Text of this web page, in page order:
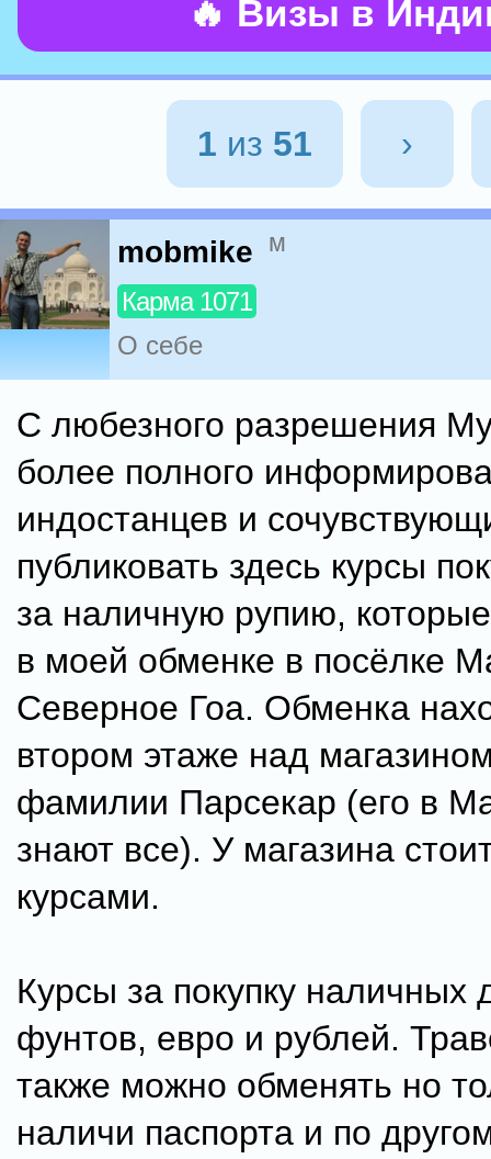
🔥 Визы в
1 из 51 ›
mobmike м
Карма 1071
О себе
С любезного разрешения
более полного
индостанцев и
публиковать здесь курсы
за наличную рупию,
в моей обменке в посёлке
Северное Гоа. Обменка
втором этаже над
фамилии Парсекар (его в
знают все). У магазина
курсами.
Курсы за покупку наличных
фунтов, евро и рублей.
также можно обменять но
наличи паспорта и по